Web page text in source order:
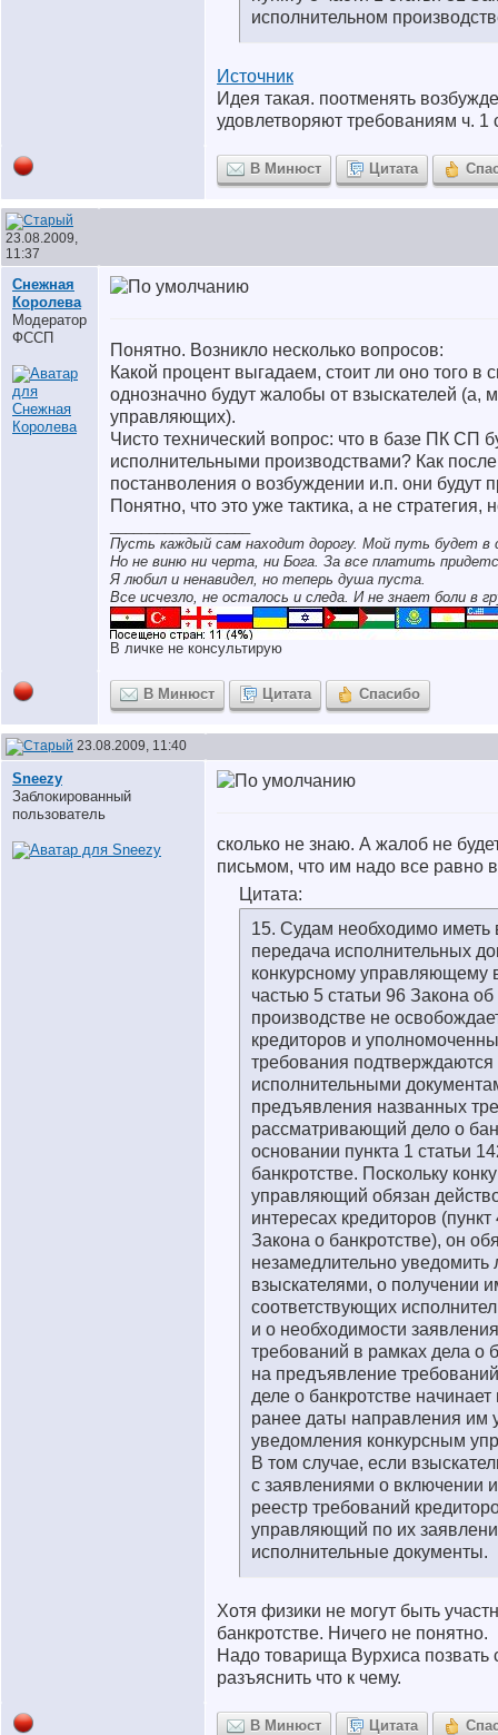
исполнительном
Источник
Идея такая. поотменять
удовлетворяют требованиям ч. 1
В Минюст Цитата
23.08.2009,
11:37
Снежная
Королева
Модератор
ФССП
Понятно. Возникло несколько вопросов:
Какой процент выгадаем, стоит ли оно того в
однозначно будут жалобы от взыскателей (а,
управляющих).
Чисто технический вопрос: что в базе ПК СП
исполнительными производствами? Как
постанволения о возбуждении и.п. они будут
Понятно, что это уже тактика, а не стратегия,
Пусть каждый сам находит дорогу. Мой путь будет в
Но не виню ни черта, ни Бога. За все платить
Я любил и ненавидел, но теперь душа пуста.
Все исчезло, не осталось и следа. И не знает боли в
В личке не консультирую
В Минюст Цитата Спасибо
23.08.2009, 11:40
Sneezy
Заблокированный
пользователь
сколько не знаю. А жалоб не
письмом, что им надо все равно
Цитата:
15. Судам необходимо иметь
передача исполнительных
конкурсному управляющему
частью 5 статьи 96 Закона
производстве не
кредиторов и
требования подтверждаются
исполнительными
предъявления названных
рассматривающий дело о
основании пункта 1 статьи
банкротстве. Поскольку
управляющий обязан
интересах кредиторов (пункт
Закона о банкротстве), он
незамедлительно
взыскателями, о получении
соответствующих
и о необходимости
требований в рамках дела о
на предъявление
деле о банкротстве начинает
ранее даты направления им
уведомления конкурсным
В том случае, если
с заявлениями о включении
реестр требований
управляющий по их
исполнительные документы.
Хотя физики не могут быть
банкротстве. Ничего не понятно.
Надо товарища Вурхиса
разъяснить что к чему.
В Минюст Цитата